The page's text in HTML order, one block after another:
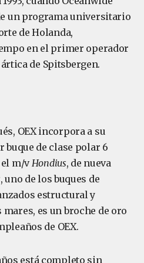
un programa universitario
de Holanda,
en el primer operador
de Spitsbergen.
OEX incorpora a su
de clase polar 6
m/vHondius, de nueva
, uno de los buques de
estructural y
es un broche de oro
de OEX.
está completo sin